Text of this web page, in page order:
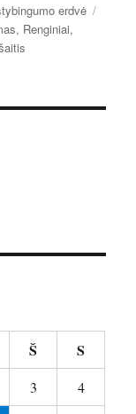
erdvė
, Renginiai,
Š S
3
4